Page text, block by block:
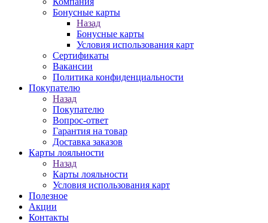
Бонусные карты
Назад
Бонусные карты
Условия использования карт
Сертификаты
Вакансии
Политика конфиденциальности
Покупателю
Назад
Покупателю
Вопрос-ответ
Гарантия на товар
Доставка заказов
Карты лояльности
Назад
Карты лояльности
Условия использования карт
Полезное
Акции
Контакты